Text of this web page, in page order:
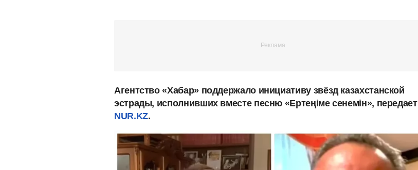
Агентство «Хабар» поддержало инициативу звёзд казахстанской
эстрады, исполнивших вместе песню «Ертеңіме сенемін», передает
NUR.KZ.